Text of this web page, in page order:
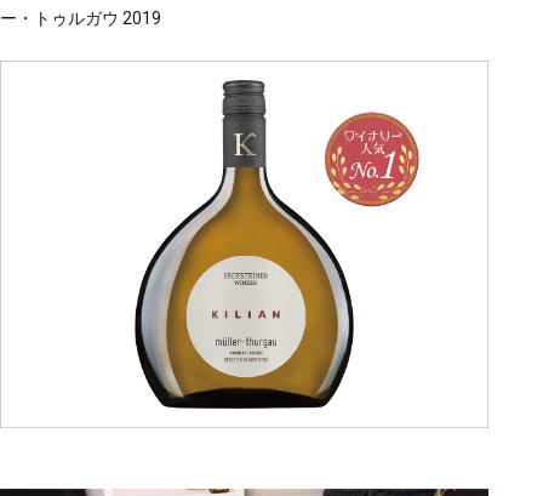
ー・トゥルガウ 2019